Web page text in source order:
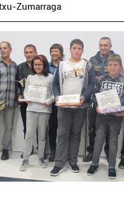
Zumarraga